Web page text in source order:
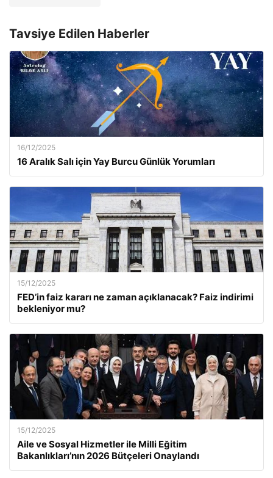
Tavsiye Edilen Haberler
16/12/2025
16 Aralık Salı için Yay Burcu Günlük Yorumları
15/12/2025
FED’in faiz kararı ne zaman açıklanacak? Faiz indirimi
bekleniyor mu?
15/12/2025
Aile ve Sosyal Hizmetler ile Milli Eğitim
Bakanlıkları’nın 2026 Bütçeleri Onaylandı